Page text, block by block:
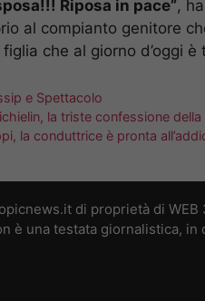
Riposa in pace”,
al compianto genitore
che al giorno d’oggi
e Spettacolo
la triste confessione
la conduttrice è pronta
di proprietà di WEB
è una testata giornalistica,